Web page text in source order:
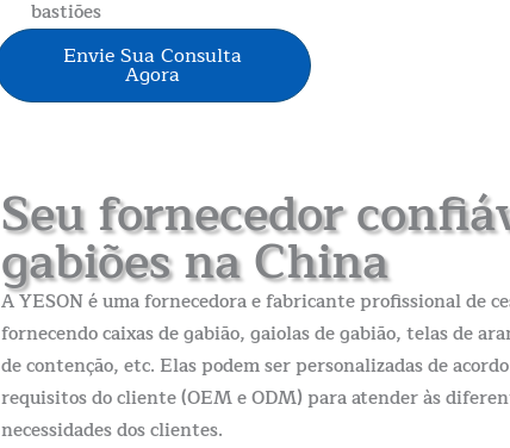
bastiões
Envie Sua Consulta
Agora
Seu fornecedor
gabiões na China
A YESON é uma fornecedora e fabricante profissional de
fornecendo caixas de gabião, gaiolas de gabião, telas de
de contenção, etc. Elas podem ser personalizadas de
requisitos do cliente (OEM e ODM) para atender às
necessidades dos clientes.